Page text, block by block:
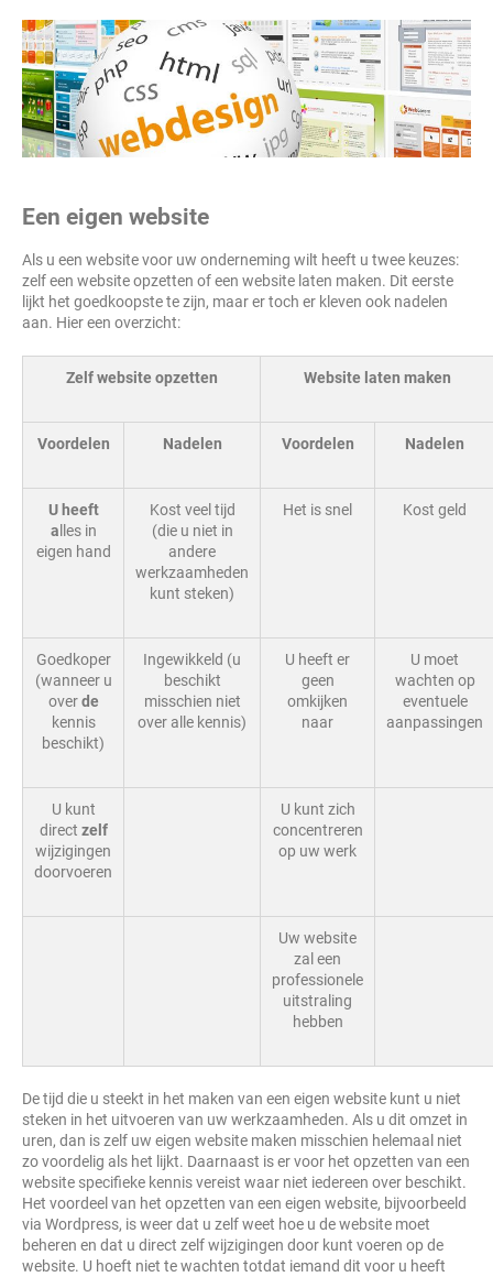
Een eigen website
Als u een website voor uw onderneming wilt heeft u twee keuzes:
zelf een website opzetten of een website laten maken. Dit eerste
lijkt het goedkoopste te zijn, maar er toch er kleven ook nadelen
aan. Hier een overzicht:
Zelf website opzetten Website laten maken
Voordelen Nadelen Voordelen Nadelen
U heeft
a lles in
eigen hand
Kost veel tijd
(die u niet in
andere
werkzaamheden
kunt steken)
Het is snel Kost geld
Goedkoper
(wanneer u
overde
kennis
beschikt)
Ingewikkeld (u
beschikt
misschien niet
over alle kennis)
U heeft er
geen
omkijken
naar
U moet
wachten op
eventuele
aanpassingen
U kunt
direct zelf
wijzigingen
doorvoeren
U kunt zich
concentreren
op uw werk
Uw website
zal een
professionele
uitstraling
hebben
De tijd die u steekt in het maken van een eigen website kunt u niet
steken in het uitvoeren van uw werkzaamheden. Als u dit omzet in
uren, dan is zelf uw eigen website maken misschien helemaal niet
zo voordelig als het lijkt. Daarnaast is er voor het opzetten van een
website specifieke kennis vereist waar niet iedereen over beschikt.
Het voordeel van het opzetten van een eigen website, bijvoorbeeld
via Wordpress, is weer dat u zelf weet hoe u de website moet
beheren en dat u direct zelf wijzigingen door kunt voeren op de
website. U hoeft niet te wachten totdat iemand dit voor u heeft